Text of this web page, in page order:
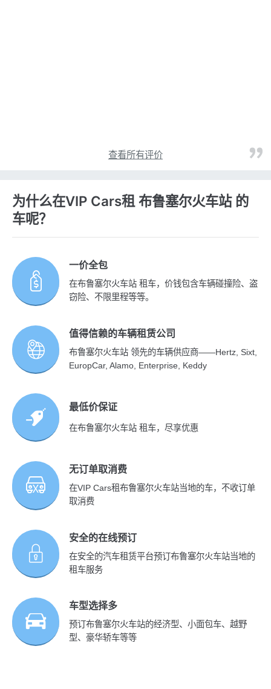
查看所有评价
为什么在VIP Cars租 布鲁塞尔火车站 的
车呢？
一价全包
在布鲁塞尔火车站 租车，价钱包含车辆碰撞险、盗
窃险、不限里程等等。
值得信赖的车辆租赁公司
布鲁塞尔火车站 领先的车辆供应商——Hertz, Sixt,
EuropCar, Alamo, Enterprise, Keddy
最低价保证
在布鲁塞尔火车站 租车，尽享优惠
无订单取消费
在VIP Cars租布鲁塞尔火车站当地的车，不收订单
取消费
安全的在线预订
在安全的汽车租赁平台预订布鲁塞尔火车站当地的
租车服务
车型选择多
预订布鲁塞尔火车站的经济型、小面包车、越野
型、豪华轿车等等